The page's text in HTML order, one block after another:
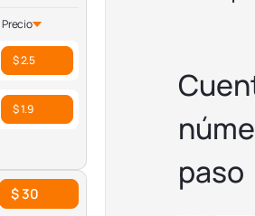
Precio
$ 2.5
$ 1.9
$ 30
paso